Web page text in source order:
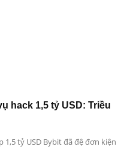
hack 1,5 tỷ USD: Triều
1,5 tỷ USD Bybit đã đệ đơn kiện